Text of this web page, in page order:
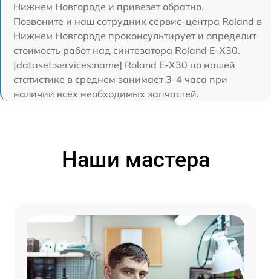
Нижнем Новгороде и привезет обратно.
Позвоните и наш сотрудник сервис-центра Roland в
Нижнем Новгороде проконсультирует и определит
стоимость работ над синтезатора Roland E-X30.
[dataset:services:name] Roland E-X30 по нашей
статистике в среднем занимает 3-4 часа при
наличии всех необходимых запчастей.
Наши мастера